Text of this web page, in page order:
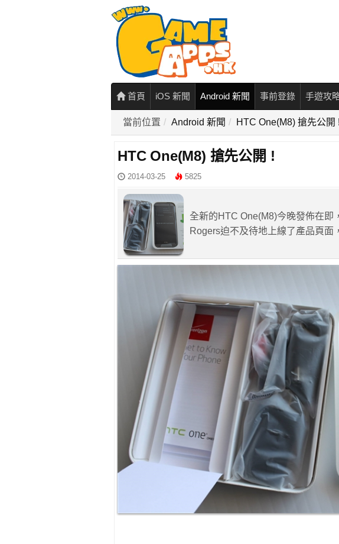
首頁 iOS 新聞 Android 新聞 事前登錄 手遊攻
當前位置 Android 新聞 HTC One(M8) 搶先公開 !
HTC One(M8) 搶先公開 !
2014-03-25 5825
全新的HTC One(M8)今晚發佈在即
Rogers迫不及待地上線了產品頁面